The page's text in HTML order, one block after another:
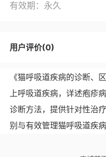
有效期：永久
《猫呼吸道疾病的诊断、
上呼吸道疾病，详述疱疹
诊断方法，提供针对性治
别与有效管理猫呼吸道疾
用户评价(0)